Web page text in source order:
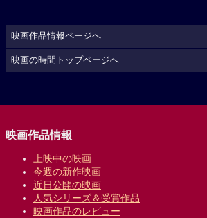
映画作品情報ページへ
映画の時間トップページへ
映画作品情報
上映中の映画
今週の新作映画
近日公開の映画
人気シリーズ＆受賞作品
映画作品のレビュー